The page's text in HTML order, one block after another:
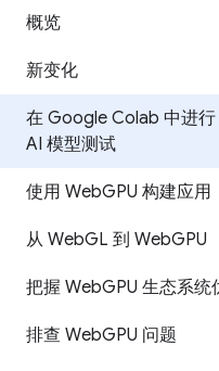
概览
新变化
在 Google Colab 中进行
AI 模型测试
使用 WebGPU 构建应用
从 WebGL 到 WebGPU
把握 WebGPU 生态系统
排查 WebGPU 问题